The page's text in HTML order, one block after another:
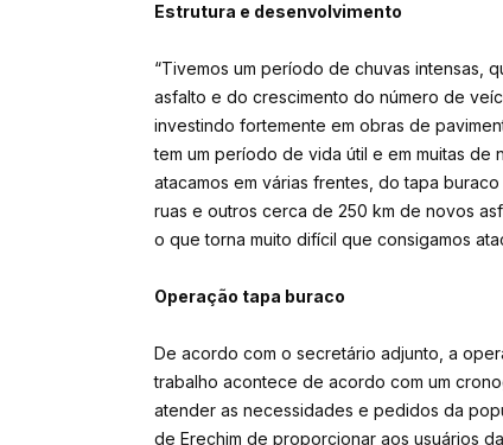
Estrutura e desenvolvimento
“Tivemos um período de chuvas intensas,
asfalto e do crescimento do número de
investindo fortemente em obras de
tem um período de vida útil e em muitas de
atacamos em várias frentes, do tapa
ruas e outros cerca de 250 km de novos
o que torna muito difícil que consigamos
Operação tapa buraco
De acordo com o secretário adjunto, a
trabalho acontece de acordo com um
atender as necessidades e pedidos da
de Erechim de proporcionar aos usuários